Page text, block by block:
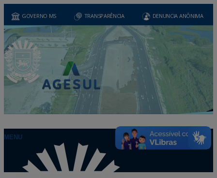
GOVERNO MS TRANSPARÊNCIA DENUNCIA ANÔNIMA
MENU